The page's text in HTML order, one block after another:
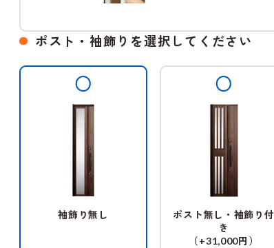
ポスト・袖飾りを選択してください
袖飾り無し
ポスト無し・袖飾り付
き
（+31,000円）